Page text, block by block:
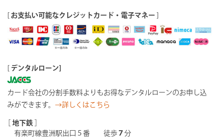
お支払い可能なクレジットカード・電子マネー
デンタルローン]
カード会社の分割手数料よりもお得なデンタルローンのお申し込
みができます。 →詳しくはこちら
地下鉄
有楽町線豊洲駅出口５番 徒歩 ７ 分